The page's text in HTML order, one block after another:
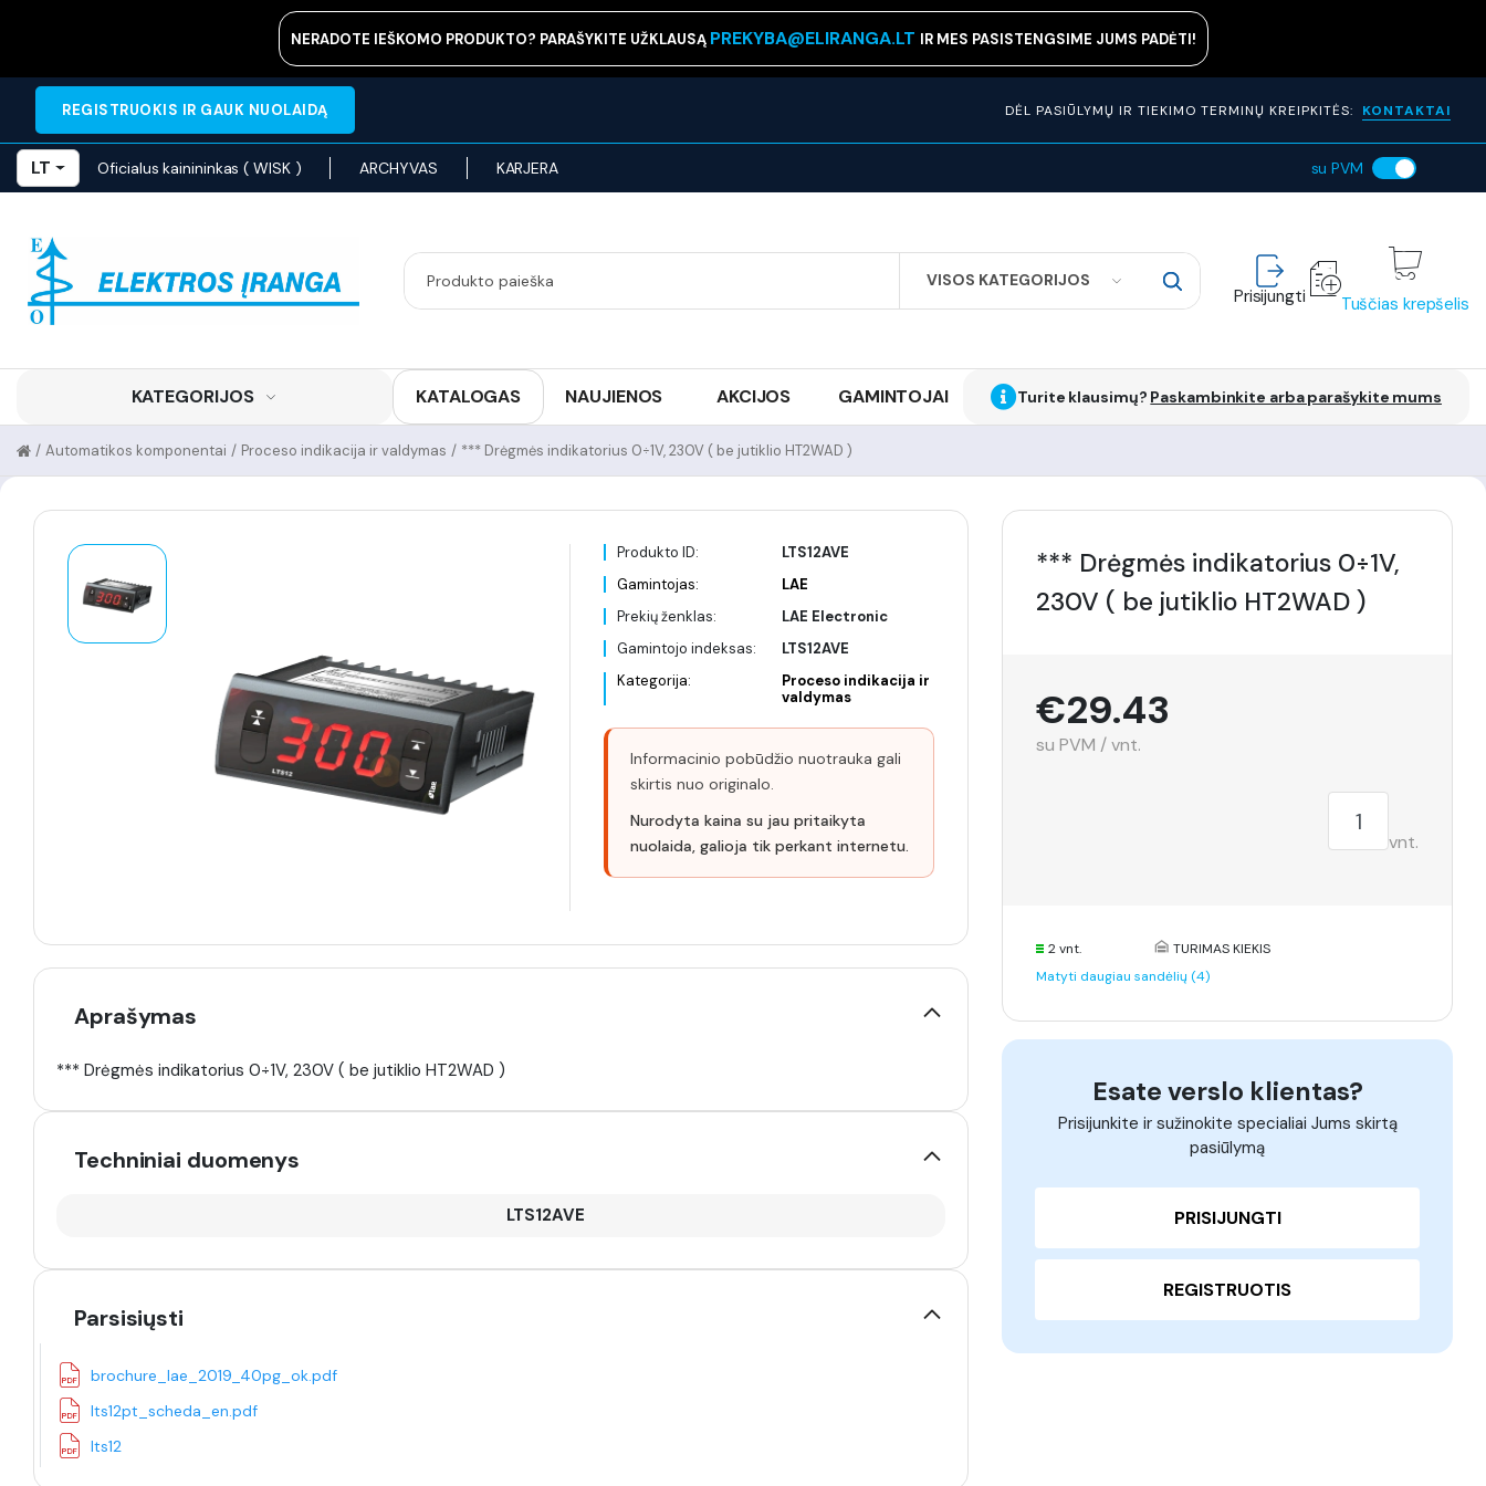
NERADOTE IEŠKOMO PRODUKTO? PARAŠYKITE UŽKLAUSĄ PREKYBA@ELIRANGA.LT IR MES PASISTENGSIME JUMS PADĖTI!
REGISTRUOKIS IR GAUK NUOLAIDĄ DĖL PASIŪLYMŲ IR TIEKIMO TERMINŲ KREIPKITĖS: KONTAKTAI
LT Oficialus kainininkas ( WISK ) ARCHYVAS KARJERA su PVM
VISOS KATEGORIJOS
SEARCH Prisijungti Tuščias krepšelis
KATEGORIJOS KATALOGAS NAUJIENOS AKCIJOS GAMINTOJAI Turite klausimų? Paskambinkite arba parašykite mums
*** Drėgmės indikatorius 0÷1V, 230V ( be jutiklio HT2WAD )
/
Proceso indikacija ir valdymas
/
Automatikos komponentai
/
Produkto ID:
LTS12AVE
Gamintojas:
LAE
Prekių ženklas:
LAE Electronic
Gamintojo indeksas:
LTS12AVE
Kategorija:
Proceso indikacija ir
valdymas
Informacinio pobūdžio nuotrauka gali
skirtis nuo originalo.
Nurodyta kaina su jau pritaikyta
nuolaida, galioja tik perkant internetu.
Aprašymas
*** Drėgmės indikatorius 0÷1V, 230V ( be jutiklio HT2WAD )
Techniniai duomenys
LTS12AVE
Parsisiųsti
brochure_lae_2019_40pg_ok.pdf
lts12pt_scheda_en.pdf
lts12
*** Drėgmės indikatorius 0÷1V,
230V ( be jutiklio HT2WAD )
€29.43
su PVM / vnt.
vnt.
2 vnt.
TURIMAS KIEKIS
Matyti daugiau sandėlių (4)
Esate verslo klientas?
Prisijunkite ir sužinokite specialiai Jums skirtą
pasiūlymą
PRISIJUNGTI
REGISTRUOTIS